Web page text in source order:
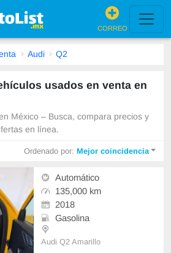
CORREO
Audi Q2
usados en venta en
México – Busca, compara precios y
en línea.
Ordenado por:Mejor coincidencia
Automático
135,000 km
2018
Gasolina
Audi Q2 Amarillo